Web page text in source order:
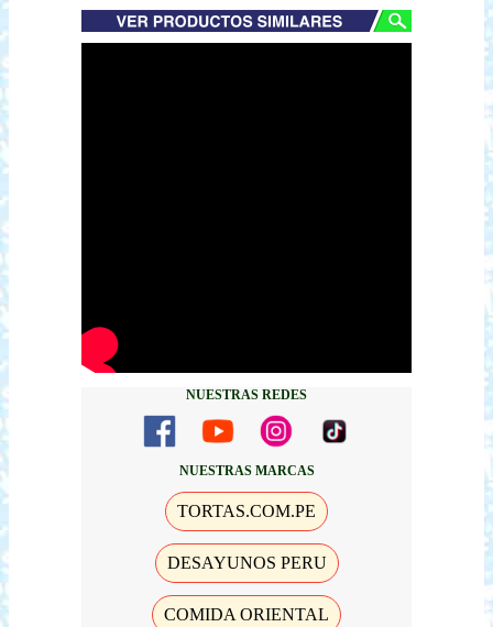
NUESTRAS REDES
NUESTRAS MARCAS
TORTAS.COM.PE
DESAYUNOS PERU
COMIDA ORIENTAL